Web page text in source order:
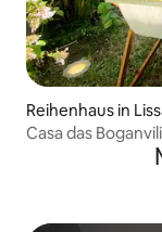
Reihenhaus in
Casa das